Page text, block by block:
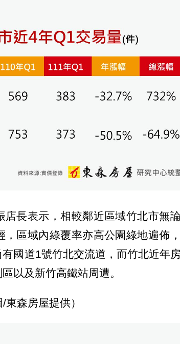
長表示，相較鄰近區域竹北市無
，區域內綠覆率亦高公園綠地遍佈
國道1號竹北交流道，而竹北近年
以及新竹高鐵站周遭。
森房屋提供）